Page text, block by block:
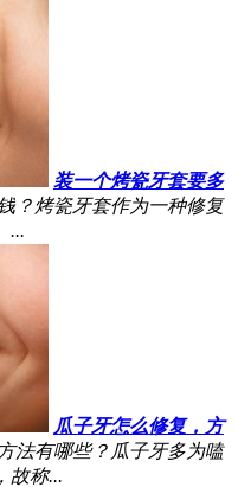
装一个烤瓷牙套要多
？烤瓷牙套作为一种修复
...
瓜子牙怎么修复，方
法有哪些？瓜子牙多为嗑
故称...